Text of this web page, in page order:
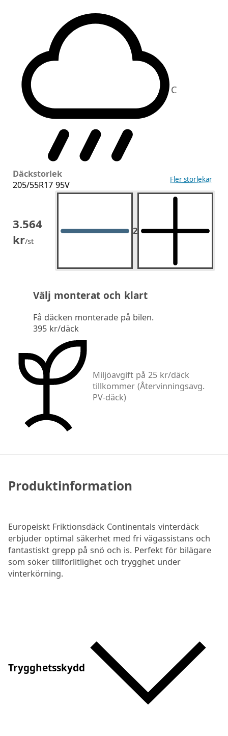
C
Däckstorlek
205/55R17 95V
Fler storlekar
3.564
kr/st
2 2st.
Välj monterat och klart
Få däcken monterade på bilen.
395 kr/däck
Miljöavgift på 25 kr/däck
tillkommer (Återvinningsavg.
PV-däck)
Produktinformation
Europeiskt Friktionsdäck Continentals vinterdäck
erbjuder optimal säkerhet med fri vägassistans och
fantastiskt grepp på snö och is. Perfekt för bilägare
som söker tillförlitlighet och trygghet under
vinterkörning.
Trygghetsskydd